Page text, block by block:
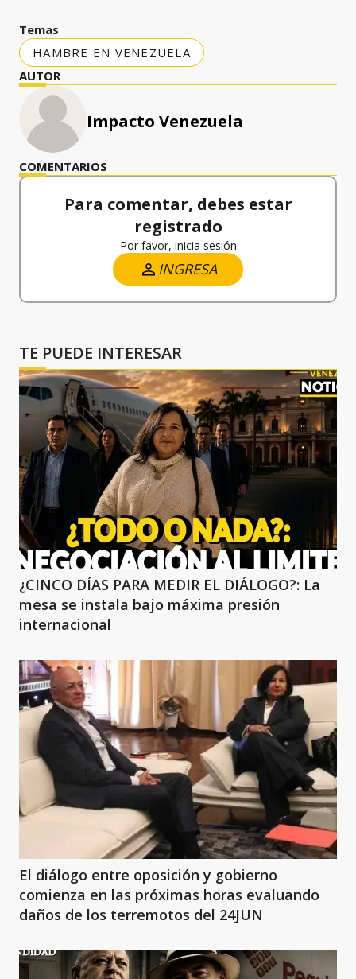
Temas
HAMBRE EN VENEZUELA
AUTOR
Impacto Venezuela
COMENTARIOS
Para comentar, debes estar
registrado
Por favor, inicia sesión
INGRESA
TE PUEDE INTERESAR
¿CINCO DÍAS PARA MEDIR EL DIÁLOGO?: La
mesa se instala bajo máxima presión
internacional
El diálogo entre oposición y gobierno
comienza en las próximas horas evaluando
daños de los terremotos del 24JUN